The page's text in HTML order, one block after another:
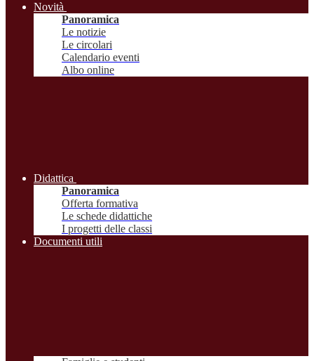
Novità
Panoramica
Le notizie
Le circolari
Calendario eventi
Albo online
Didattica
Panoramica
Offerta formativa
Le schede didattiche
I progetti delle classi
Documenti utili